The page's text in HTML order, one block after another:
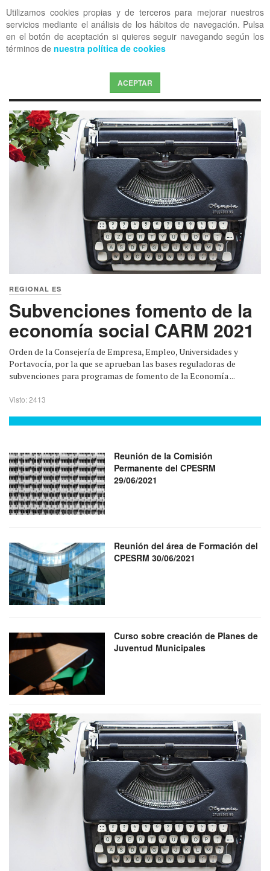
Utilizamos cookies propias y de terceros para mejorar nuestros
servicios mediante el análisis de los hábitos de navegación. Pulsa
en el botón de aceptación si quieres seguir navegando según los
términos de nuestra política de cookies
ACEPTAR
OFF CANVAS
REGIONAL ES
Subvenciones fomento de la
economía social CARM 2021
Orden de la Consejería de Empresa, Empleo, Universidades y
Portavocía, por la que se aprueban las bases reguladoras de
subvenciones para programas de fomento de la Economía ...
Visto: 2413
Reunión de la Comisión
Permanente del CPESRM
29/06/2021
Reunión del área de Formación del
CPESRM 30/06/2021
Curso sobre creación de Planes de
Juventud Municipales